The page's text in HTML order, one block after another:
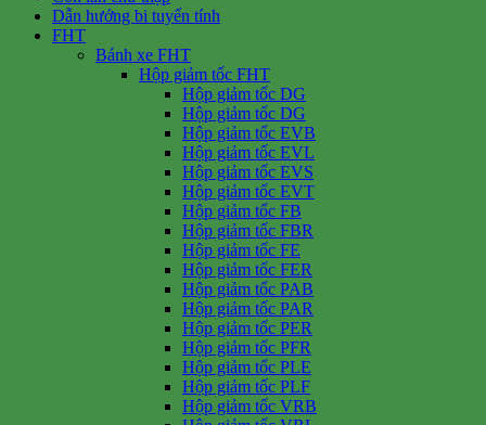
Dẫn hướng bi tuyến tính
FHT
Bánh xe FHT
Hộp giảm tốc FHT
Hộp giảm tốc DG
Hộp giảm tốc DG
Hộp giảm tốc EVB
Hộp giảm tốc EVL
Hộp giảm tốc EVS
Hộp giảm tốc EVT
Hộp giảm tốc FB
Hộp giảm tốc FBR
Hộp giảm tốc FE
Hộp giảm tốc FER
Hộp giảm tốc PAB
Hộp giảm tốc PAR
Hộp giảm tốc PER
Hộp giảm tốc PFR
Hộp giảm tốc PLE
Hộp giảm tốc PLF
Hộp giảm tốc VRB